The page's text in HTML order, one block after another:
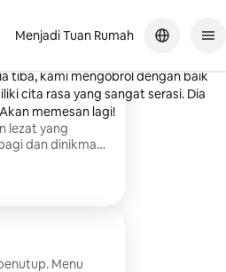
Menjadi Tuan Rumah
lezat yang
dan dinikmati
dan
bebas stres.
untuk
Menu
Dia mengizinkan kami
tiba, kami mengobrol dengan baik
cita rasa yang sangat serasi. Dia
memesan lagi!